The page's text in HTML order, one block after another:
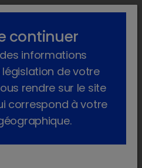
lock_outline search menu
Sur ordonnance Furosoral
à votre
continuer
informations
de votre
rendre sur le site
correspond à votre